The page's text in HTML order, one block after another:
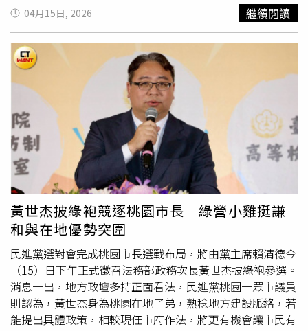
看法分歧。有意見認為，單靠條件無法維繫長期關係，情感
連結仍不可或缺；也有人指出，實際生活重於戀愛激情，價
值觀與相處模式更為關鍵。專家建議，擇偶條件應精簡至3
項以內，並兼顧雙方相性，以提高婚姻穩定性。
今答案揭曉了，47歲出身海線新屋笨港村的「笨港秀才」黃
世杰正式參戰！擁有律師資格的他曾在前市長鄭文燦市府擔
任市政顧問，進一步在2020年選上第二選區（楊梅、新
屋、觀音、大園）立委，儘管2024尋求連任時惜敗，但轉
身入閣法務部的他，沒有忘記地方，公餘仍持續深耕基層，
從法治教育到地方創生著手，持續在桃園走動。桃園航空城
等發展中計畫如何兼顧興利與民眾權益，或許不同市長能有
解方。（圖／CTWant攝影組）桃園市議員黃瓊慧對此表
示，中執會決定徵召黃世杰選桃園市長可是一張好牌，主要
黃世杰是在地出身，為人謙和在地方耕耘紮實，擔任過立委
的他對桃園各項建設更是瞭若指掌，另外高學歷
也頗對味桃園鄉親，期待未來會與黃世杰一起就任，共推有
利桃園的政策。黃傅淑香也贊同，直指黃世杰法學專業不必
質疑，另外深厚的中央及市政歷練，將逐步推出各項政見說
服桃園市民，從交通、生活等大小問題逐步解決，也讓政府
資源有效地落實讓民眾有感，桃園市黨部也將與議會黨團團
結一心，組成有專業、有溫度的團隊，希望在2026年底選
戰「把光榮找回來」。法務部次長黃世杰（左）獲總統賴清
德（右）全力相挺競逐桃園市長。（圖／方萬民攝）
04月15日, 2026 繼續閱讀
黃世杰披綠袍競逐桃園市長 綠營小雞挺謙
和與在地優勢突圍
民進黨選對會完成桃園市長選戰布局，將由黨主席賴清德今
（15）日下午正式徵召法務部政務次長黃世杰披綠袍參選。
消息一出，地方政壇多持正面看法，民進黨桃園一眾市議員
則認為，黃世杰身為桃園在地子弟，熟稔地方建設脈絡，若
能提出具體政策，相較現任市府作法，將更有機會讓市民有